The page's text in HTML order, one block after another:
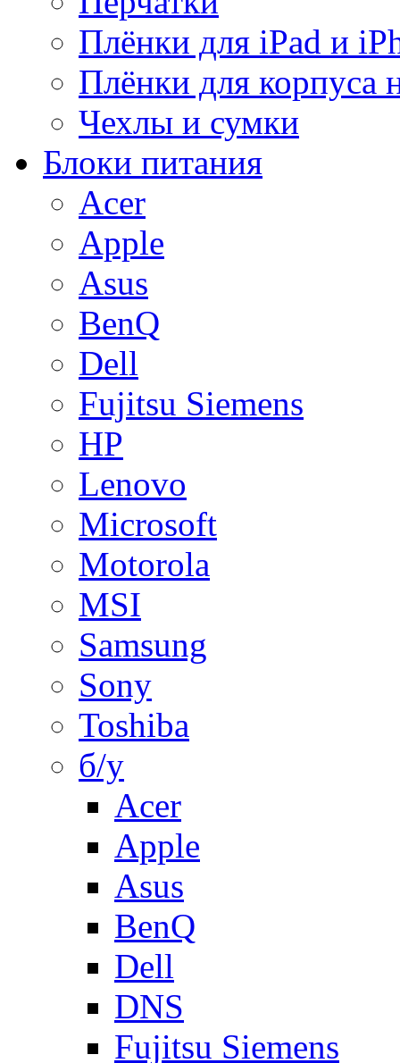
Плёнки для iPad и
Плёнки для корпуса
Чехлы и сумки
Блоки питания
Acer
Apple
Asus
BenQ
Dell
Fujitsu Siemens
HP
Lenovo
Microsoft
Motorola
MSI
Samsung
Sony
Toshiba
б/у
Acer
Apple
Asus
BenQ
Dell
DNS
Fujitsu Siemens